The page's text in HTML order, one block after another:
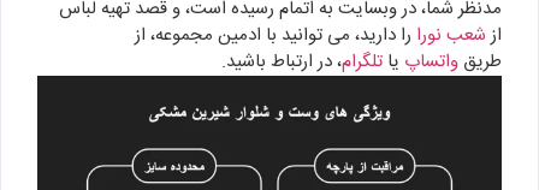
مدنظر شما، در وبسایت به اتمام رسیده است، و قصد تهیه لباس
از شعب نورا را دارید، می توانید با ادمین مجموعه، از
طریق واتساپ یا تلگرام، در ارتباط باشید.